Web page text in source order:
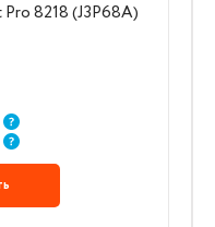
8218 (J3P68A)